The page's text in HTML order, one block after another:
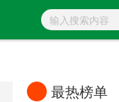
最热榜单